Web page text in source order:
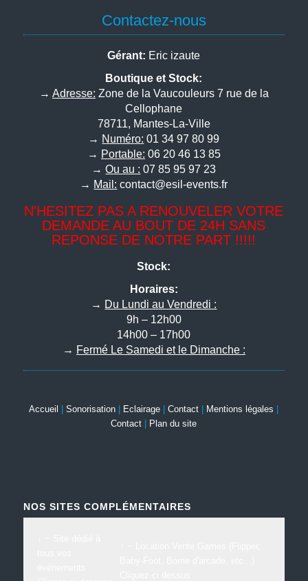
Contactez-nous
Gérant: Eric izaute
Boutique et Stock:
→ Adresse: Zone de la Vaucouleurs 7 rue de la
Cellophane
78711, Mantes-La-Ville
→ Numéro: 01 34 97 80 99
→ Portable: 06 20 46 13 85
→Ou au : 07 85 95 97 23
→ Mail: contact@esil-events.fr
N'HESITEZ PAS A RENOUVELER VOTRE
DEMANDE AU BOUT DE 24H SANS
REPONSE DE NOTRE PART !!!!!
Stock:
Horaires:
→ Du Lundi au Vendredi :
9h – 12h00
14h00 – 17h00
→ Fermé Le Samedi et le Dimanche :
Accueil |Sonorisation Eclairage |Contact Mentions légales
Contact
Plan du site
NOS SITES COMPLÉMENTAIRES